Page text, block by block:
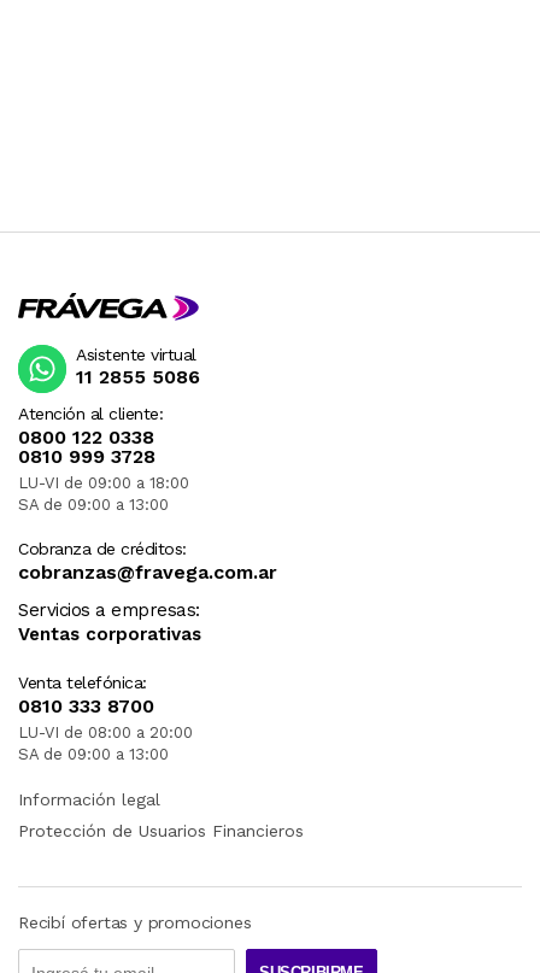
Atención al cliente:
0800 122 0338
0810 999 3728
LU-VI de 09:00 a 18:00
SA de 09:00 a 13:00
Cobranza de créditos:
cobranzas@fravega.com.ar
Servicios a empresas:
Ventas corporativas
Venta telefónica:
0810 333 8700
LU-VI de 08:00 a 20:00
SA de 09:00 a 13:00
Asistente virtual
11 2855 5086
Información legal
Protección de Usuarios Financieros
Recibí ofertas y promociones